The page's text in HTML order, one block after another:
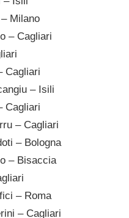
Milano
– Cagliari
Cagliari
– Isili
Cagliari
– Cagliari
– Bologna
– Bisaccia
– Roma
– Cagliari